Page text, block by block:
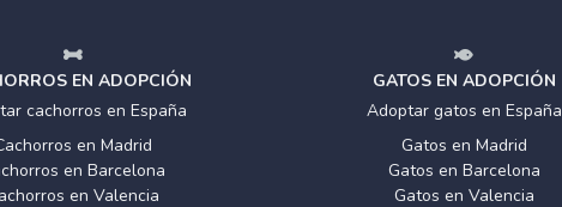
EN ADOPCIÓN
cachorros en España
en Madrid
en Barcelona
en Valencia
GATOS EN ADOPCIÓN
Adoptar gatos en España
Gatos en Madrid
Gatos en Barcelona
Gatos en Valencia